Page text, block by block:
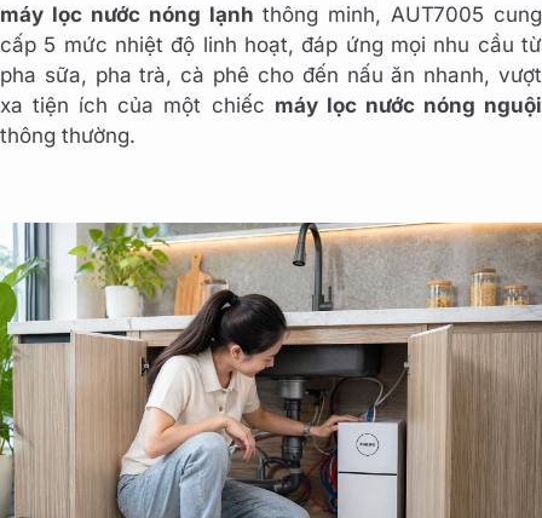
máy lọc nước nóng lạnh thông minh, AUT7005 cung
cấp 5 mức nhiệt độ linh hoạt, đáp ứng mọi nhu cầu từ
pha sữa, pha trà, cà phê cho đến nấu ăn nhanh, vượt
xa tiện ích của một chiếc máy lọc nước nóng nguội
thông thường.